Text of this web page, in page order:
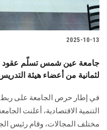
2025-10-13
جامعة عين شمس تسلّم عقود
لثمانية من أعضاء هيئة
في إطار حرص الجامعة على ربط
التنمية الاقتصادية، أعلنت
مختلف المجالات، وقام رئيس